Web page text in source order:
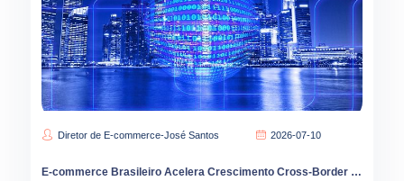
Diretor de E-commerce-José Santos 2026-07-10
E-commerce Brasileiro Acelera Crescimento Cross-Border e Transformação Digital